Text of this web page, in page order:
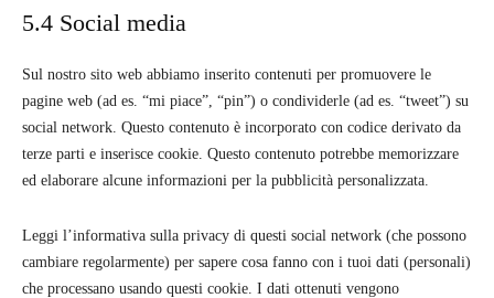
5.4 Social media
Sul nostro sito web abbiamo inserito contenuti per promuovere le
pagine web (ad es. “mi piace”, “pin”) o condividerle (ad es. “tweet”) su
social network. Questo contenuto è incorporato con codice derivato da
terze parti e inserisce cookie. Questo contenuto potrebbe memorizzare
ed elaborare alcune informazioni per la pubblicità personalizzata.
Leggi l’informativa sulla privacy di questi social network (che possono
cambiare regolarmente) per sapere cosa fanno con i tuoi dati (personali)
che processano usando questi cookie. I dati ottenuti vengono